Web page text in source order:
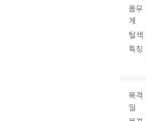
몸무
게
털색
특징
목격
일